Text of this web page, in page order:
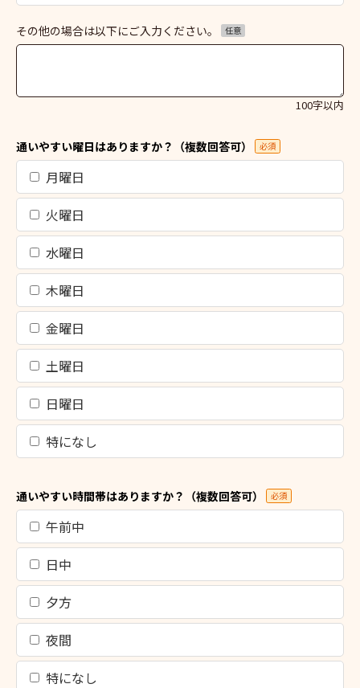
その他の場合は以下にご入力ください。 任意
100字以内
通いやすい曜日はありますか？（複数回答可） 必須
月曜日
火曜日
水曜日
木曜日
金曜日
土曜日
日曜日
特になし
通いやすい時間帯はありますか？（複数回答可） 必須
午前中
日中
夕方
夜間
特になし